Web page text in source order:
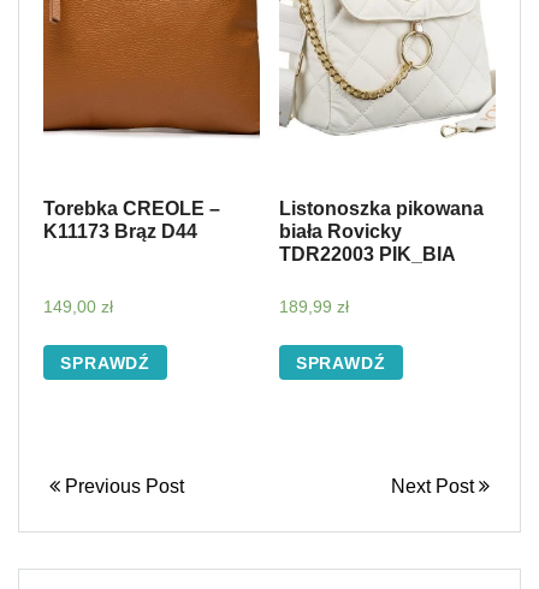
Torebka CREOLE –
K11173 Brąz D44
149,00 zł
SPRAWDŹ
Listonoszka pikowana
biała Rovicky
TDR22003 PIK_BIA
189,99 zł
SPRAWDŹ
Previous Post Next Post